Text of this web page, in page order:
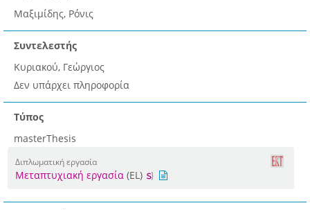
Μαξιμίδης, Ρόνις
Συντελεστής
Κυριακού, Γεώργιος
Δεν υπάρχει πληροφορία
Τύπος
masterThesis
Διπλωματική εργασία
Μεταπτυχιακή εργασία (EL)